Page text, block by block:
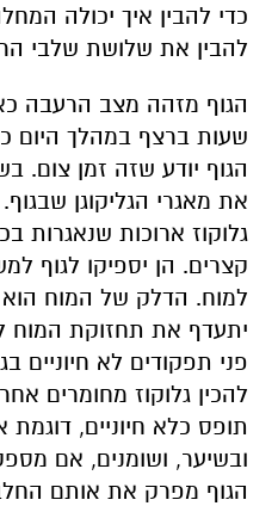
כדי להבין איך יכולה
להבין את שלושת שלבי
שעות ברצף במהלך היום
הגוף יודע שזה זמן צום.
את מאגרי הגליקוגן
גלוקוז ארוכות שנאגרות
קצרים. הן יספיקו לגוף
למוח. הדלק של המוח הוא
יתעדף את תחזוקת המוח
פני תפקודים לא חיוניים
להכין גלוקוז מחומרים
תופס כלא חיוניים,
ובשיער, ושומנים, אם
הגוף מפרק את אותם